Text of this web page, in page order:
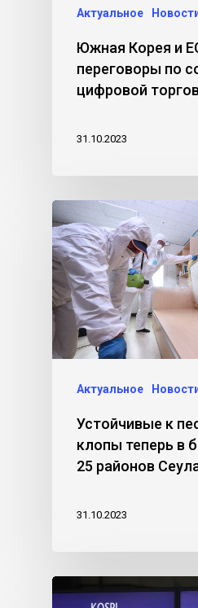
Актуальное
Южная Корея и
переговоры по
цифровой
31.10.2023
Актуальное
Устойчивые к
клопы теперь в
25 районов
31.10.2023